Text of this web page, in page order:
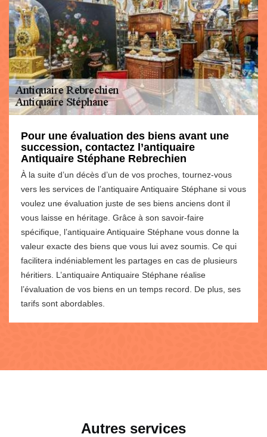
Pour une évaluation des biens avant une
succession, contactez l’antiquaire
Antiquaire Stéphane Rebrechien
À la suite d’un décès d’un de vos proches, tournez-vous
vers les services de l’antiquaire Antiquaire Stéphane si vous
voulez une évaluation juste de ses biens anciens dont il
vous laisse en héritage. Grâce à son savoir-faire
spécifique, l’antiquaire Antiquaire Stéphane vous donne la
valeur exacte des biens que vous lui avez soumis. Ce qui
facilitera indéniablement les partages en cas de plusieurs
héritiers. L’antiquaire Antiquaire Stéphane réalise
l’évaluation de vos biens en un temps record. De plus, ses
tarifs sont abordables.
Autres services